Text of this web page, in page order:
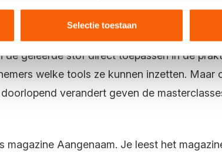
Selectie toestaan
masterclass?
de geleerde stof direct toepassen in de
welke tools ze kunnen inzetten. Maar
verandert geven de
Aangenaam. Je leest het